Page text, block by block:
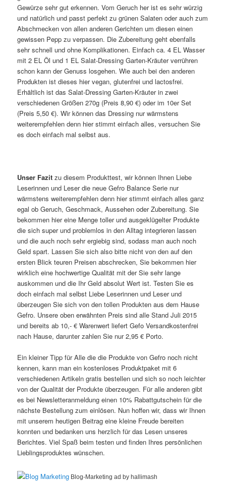
Gewürze sehr gut erkennen. Vom Geruch her ist es sehr würzig
und natürlich und passt perfekt zu grünen Salaten oder auch zum
Abschmecken von allen anderen Gerichten um diesen einen
gewissen Pepp zu verpassen. Die Zubereitung geht ebenfalls
sehr schnell und ohne Komplikationen. Einfach ca. 4 EL Wasser
mit 2 EL Öl und 1 EL Salat-Dressing Garten-Kräuter verrühren
schon kann der Genuss losgehen. Wie auch bei den anderen
Produkten ist dieses hier vegan, glutenfrei und lactosfrei.
Erhältlich ist das Salat-Dressing Garten-Kräuter in zwei
verschiedenen Größen 270g (Preis 8,90 €) oder im 10er Set
(Preis 5,50 €). Wir können das Dressing nur wärmstens
weiterempfehlen denn hier stimmt einfach alles, versuchen Sie
es doch einfach mal selbst aus.
Unser Fazit zu diesem Produkttest, wir können Ihnen Liebe
Leserinnen und Leser die neue Gefro Balance Serie nur
wärmstens weiterempfehlen denn hier stimmt einfach alles ganz
egal ob Geruch, Geschmack, Aussehen oder Zubereitung. Sie
bekommen hier eine Menge toller und ausgeklügelter Produkte
die sich super und problemlos in den Alltag integrieren lassen
und die auch noch sehr ergiebig sind, sodass man auch noch
Geld spart. Lassen Sie sich also bitte nicht von den auf den
ersten Blick teuren Preisen abschrecken, Sie bekommen hier
wirklich eine hochwertige Qualität mit der Sie sehr lange
auskommen und die Ihr Geld absolut Wert ist. Testen Sie es
doch einfach mal selbst Liebe Leserinnen und Leser und
überzeugen Sie sich von den tollen Produkten aus dem Hause
Gefro. Unsere oben erwähnten Preis sind alle Stand Juli 2015
und bereits ab 10,- € Warenwert liefert Gefo Versandkostenfrei
nach Hause, darunter zahlen Sie nur 2,95 € Porto.
Ein kleiner Tipp für Alle die die Produkte von Gefro noch nicht
kennen, kann man ein kostenloses Produktpaket mit 6
verschiedenen Artikeln gratis bestellen und sich so noch leichter
von der Qualität der Produkte überzeugen. Für alle anderen gibt
es bei Newsletteranmeldung einen 10% Rabattgutschein für die
nächste Bestellung zum einlösen. Nun hoffen wir, dass wir Ihnen
mit unserem heutigen Beitrag eine kleine Freude bereiten
konnten und bedanken uns herzlich für das Lesen unseres
Berichtes. Viel Spaß beim testen und finden Ihres persönlichen
Lieblingsproduktes wünschen.
Blog-Marketing ad by hallimash